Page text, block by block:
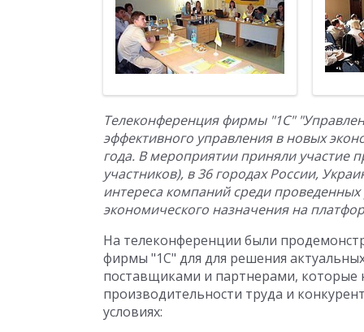
Телеконференция фирмы "1С"
эффективного управления в новых
года. В мероприятии приняли участие
участников), в 36 городах России,
интереса компаний среди
экономического назначения на
На телеконференции были
фирмы "1С" для для решения
поставщиками и партнерами,
производительности труда и
условиях: